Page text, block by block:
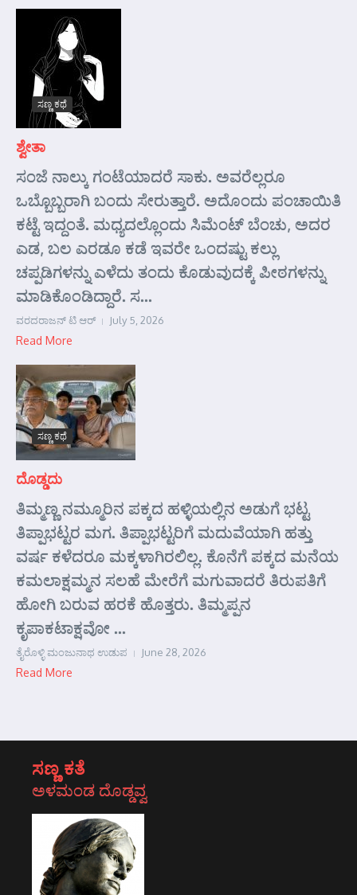
ಸಣ್ಣ ಕಥೆ
ಶ್ವೇತಾ
ಸಂಜೆ ನಾಲ್ಕು ಗಂಟೆಯಾದರೆ ಸಾಕು. ಅವರೆಲ್ಲರೂ
ಒಬ್ಬೊಬ್ಬರಾಗಿ ಬಂದು ಸೇರುತ್ತಾರೆ. ಅದೊಂದು ಪಂಚಾಯಿತಿ
ಕಟ್ಟೆ ಇದ್ದಂತೆ. ಮಧ್ಯದಲ್ಲೊಂದು ಸಿಮೆಂಟ್ ಬೆಂಚು, ಅದರ
ಎಡ, ಬಲ ಎರಡೂ ಕಡೆ ಇವರೇ ಒಂದಷ್ಟು ಕಲ್ಲು
ಚಪ್ಪಡಿಗಳನ್ನು ಎಳೆದು ತಂದು ಕೊಡುವುದಕ್ಕೆ ಪೀಠಗಳನ್ನು
ಮಾಡಿಕೊಂಡಿದ್ದಾರೆ. ಸ...
ವರದರಾಜನ್ ಟಿ ಆರ್ July 5, 2026
Read More
ಸಣ್ಣ ಕಥೆ
ದೊಡ್ಡದು
ತಿಮ್ಮಣ್ಣ ನಮ್ಮೂರಿನ ಪಕ್ಕದ ಹಳ್ಳಿಯಲ್ಲಿನ ಅಡುಗೆ ಭಟ್ಟ
ತಿಪ್ಪಾಭಟ್ಟರ ಮಗ. ತಿಪ್ಪಾಭಟ್ಟರಿಗೆ ಮದುವೆಯಾಗಿ ಹತ್ತು
ವರ್ಷ ಕಳೆದರೂ ಮಕ್ಕಳಾಗಿರಲಿಲ್ಲ. ಕೊನೆಗೆ ಪಕ್ಕದ ಮನೆಯ
ಕಮಲಾಕ್ಷಮ್ಮನ ಸಲಹೆ ಮೇರೆಗೆ ಮಗುವಾದರೆ ತಿರುಪತಿಗೆ
ಹೋಗಿ ಬರುವ ಹರಕೆ ಹೊತ್ತರು. ತಿಮ್ಮಪ್ಪನ
ಕೃಪಾಕಟಾಕ್ಷವೋ ...
ತೈರೊಳ್ಳಿ ಮಂಜುನಾಥ ಉಡುಪ June 28, 2026
Read More
ಸಣ್ಣ ಕತೆ
ಅಳಮಂಡ ದೊಡ್ಡವ್ವ